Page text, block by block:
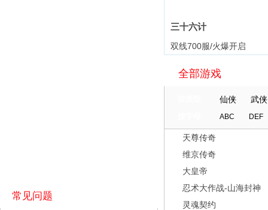
常见问题
三十六计
双线700服/火爆开启
全部游戏
仙侠 武侠
ABC DEF
天尊传奇
维京传奇
大皇帝
忍术大作战-山海封神
灵魂契约
继